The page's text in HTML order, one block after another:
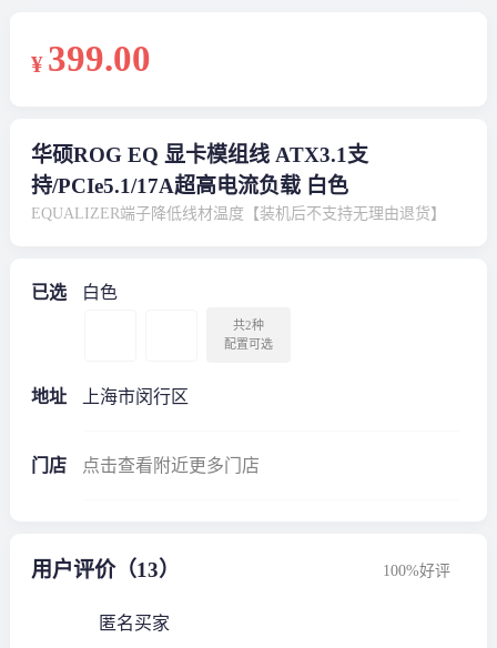
¥ 399.00
华硕ROG EQ 显卡模组线 ATX3.1支
持/PCIe5.1/17A超高电流负载 白色
EQUALIZER端子降低线材温度【装机后不支持无理由退货】
已选 白色
共2种
配置可选
地址 上海市闵行区
门店 点击查看附近更多门店
用户评价（13） 100%好评
匿名买家